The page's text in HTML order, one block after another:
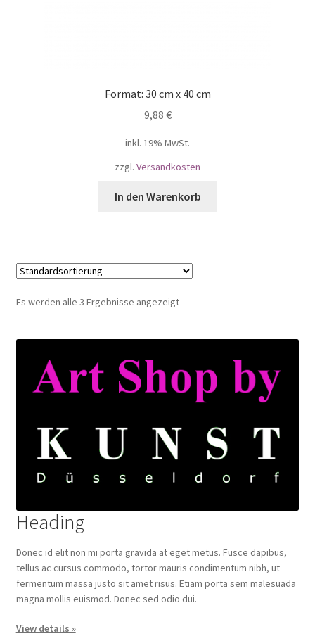
Format: 30 cm x 40 cm
9,88 €
inkl. 19% MwSt.
zzgl. Versandkosten
In den Warenkorb
Es werden alle 3 Ergebnisse angezeigt
Heading
Donec id elit non mi porta gravida at eget metus. Fusce dapibus,
tellus ac cursus commodo, tortor mauris condimentum nibh, ut
fermentum massa justo sit amet risus. Etiam porta sem malesuada
magna mollis euismod. Donec sed odio dui.
View details »